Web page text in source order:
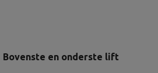
Bovenste en onderste lift